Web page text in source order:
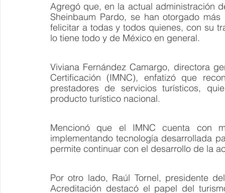
Agregó que, en la actual administración
Sheinbaum Pardo, se han otorgado
felicitar a todas y todos quienes, con su
lo tiene todo y de México en general.
Viviana Fernández Camargo, directora
Certificación (IMNC), enfatizó que
prestadores de servicios turísticos,
producto turístico nacional.
Mencionó que el IMNC cuenta con
implementando tecnología desarrollada
permite continuar con el desarrollo de la
Por otro lado, Raúl Tornel, presidente
Acreditación destacó el papel del